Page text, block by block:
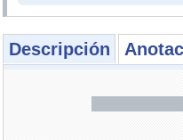
Descripción